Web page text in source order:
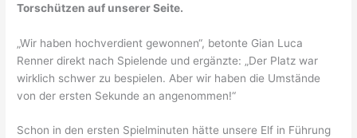
Torschützen auf unserer Seite.
„Wir haben hochverdient gewonnen“, betonte Gian Luca
Renner direkt nach Spielende und ergänzte: „Der Platz war
wirklich schwer zu bespielen. Aber wir haben die Umstände
von der ersten Sekunde an angenommen!“
Schon in den ersten Spielminuten hätte unsere Elf in Führung